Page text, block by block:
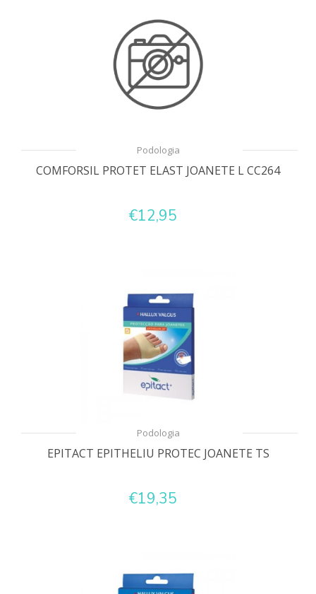
Podologia
COMFORSIL PROTET ELAST JOANETE L CC264
€12,95
Podologia
EPITACT EPITHELIU PROTEC JOANETE TS
€19,35